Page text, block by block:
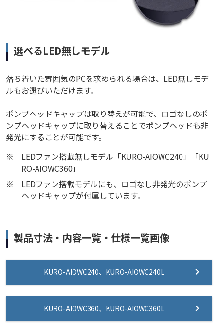
選べるLED無しモデル
落ち着いた雰囲気のPCを求められる場合は、LED無しモデ
ルもお選びいただけます。
ポンプヘッドキャップは取り替えが可能で、ロゴなしのポ
ンプヘッドキャップに取り替えることでポンプヘッドも非
発光にすることが可能です。
※
LEDファン搭載無しモデル「KURO-AIOWC240」「KU
RO-AIOWC360」
※
LEDファン搭載モデルにも、ロゴなし非発光のポンプ
ヘッドキャップが付属しています。
製品寸法・内容一覧・仕様一覧画像
KURO-AIOWC240、KURO-AIOWC240L
KURO-AIOWC360、KURO-AIOWC360L